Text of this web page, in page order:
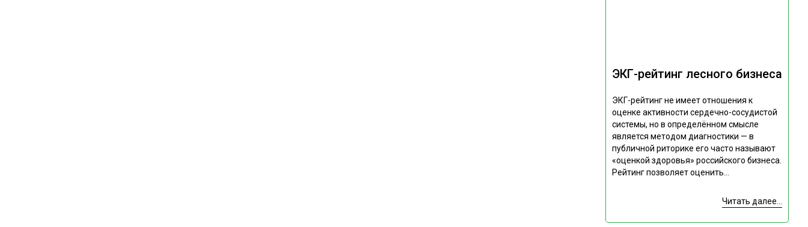
ЭКГ-рейтинг лесного бизнеса
ЭКГ-рейтинг не имеет отношения к
оценке активности сердечно-сосудистой
системы, но в определённом смысле
является методом диагностики — в
публичной риторике его часто называют
«оценкой здоровья» российского бизнеса.
Рейтинг позволяет оценить...
Читать далее...